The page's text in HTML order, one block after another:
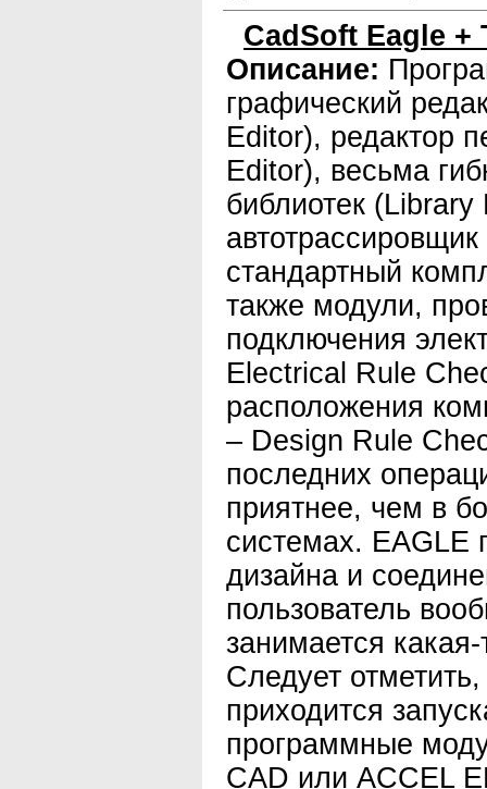
CadSoft Eagle +
Описание:
графический
Editor), редактор
Editor), весьма
библиотек (Library
стандартный
также модули,
подключения
Electrical Rule
расположения
– Design Rule
последних
приятнее, чем в
системах. EAGLE
дизайна и
пользователь
занимается
Следует
приходится
программные
CAD или ACCEL